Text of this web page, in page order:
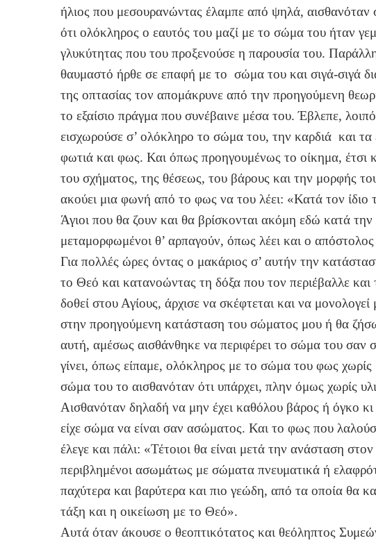
ήλιος που μεσουρανώντας έλαμπε από ψηλά, αισθανόταν
ότι ολόκληρος ο εαυτός του μαζί με το σώμα του ήταν
γλυκύτητας που του προξενούσε η παρουσία του.
θαυμαστό ήρθε σε επαφή με το σώμα του και σιγά-σιγά
της οπτασίας τον απομάκρυνε από την προηγούμενη
το εξαίσιο πράγμα που συνέβαινε μέσα του. Έβλεπε,
εισχωρούσε σ’ ολόκληρο το σώμα του, την καρδιά και
φωτιά και φως. Και όπως προηγουμένως το οίκημα, έτσι
του σχήματος, της θέσεως, του βάρους και την μορφής
ακούει μια φωνή από το φως να του λέει: «Κατά τον ίδιο
Άγιοι που θα ζουν και θα βρίσκονται ακόμη εδώ κατά την
μεταμορφωμένοι θ’ αρπαγούν, όπως λέει και ο
Για πολλές ώρες όντας ο μακάριος σ’ αυτήν την
το Θεό και κατανοώντας τη δόξα που τον περιέβαλλε και
δοθεί στου Αγίους, άρχισε να σκέφτεται και να
στην προηγούμενη κατάσταση του σώματος μου ή θα
αυτή, αμέσως αισθάνθηκε να περιφέρει το σώμα του σαν
γίνει, όπως είπαμε, ολόκληρος με το σώμα του φως
σώμα του το αισθανόταν ότι υπάρχει, πλην όμως χωρίς
Αισθανόταν δηλαδή να μην έχει καθόλου βάρος ή όγκο
είχε σώμα να είναι σαν ασώματος. Και το φως που
έλεγε και πάλι: «Τέτοιοι θα είναι μετά την ανάσταση
περιβλημένοι ασωμάτως με σώματα πνευματικά ή
παχύτερα και βαρύτερα και πιο γεώδη, από τα οποία θα
τάξη και η οικείωση με το Θεό».
Αυτά όταν άκουσε ο θεοπτικότατος και θεόληπτος